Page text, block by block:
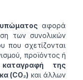
αφορά
των συνολικών
που σχετίζονται
προϊόντος ή
καταγραφή της
(CO₂) και άλλων